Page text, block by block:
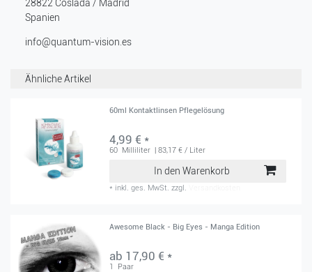
28822 Coslada / Madrid
Spanien
info@quantum-vision.es
Ähnliche Artikel
60ml Kontaktlinsen Pflegelösung
4,99 € *
60 Milliliter | 83,17 € / Liter
In den Warenkorb
* inkl. ges. MwSt. zzgl.
Awesome Black - Big Eyes - Manga Edition
ab 17,90 € *
1 Paar